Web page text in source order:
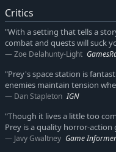
difficile (ou plus facile) en
concernant la furtivité, les
Jouez à votre façon
Découvrez, améliorez et
variés. Fabriquez des
plans, les gadgets et les
station pour surmonter les
en travers de votre
précédent grâce à votre
l'improvisation.
Critics
"With a setting that tells a
combat and quests will suck
Zoe Delahunty-Light
"Prey's space station is
enemies maintain tension
Dan Stapleton IGN
"Though it lives a little too
Prey is a quality horror-action
Javy Gwaltney Game Informer